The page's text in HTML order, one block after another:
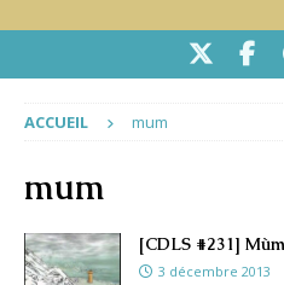
ACCUEIL mum
mum
[CDLS #231]
3 décembre 2013